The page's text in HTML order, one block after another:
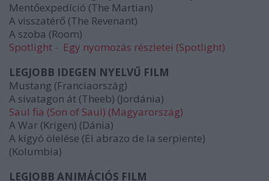
Mentőexpedíció (The Martian)
A visszatérő (The Revenant)
A szoba (Room)
Spotlight - Egy nyomozás részletei (Spotlight)
LEGJOBB IDEGEN NYELVŰ FILM
Mustang (Franciaország)
A sivatagon át (Theeb) (Jordánia)
Saul fia (Son of Saul) (Magyarország)
A War (Krigen) (Dánia)
A kígyó ölelése (El abrazo de la serpiente)
(Kolumbia)
LEGJOBB ANIMÁCIÓS FILM